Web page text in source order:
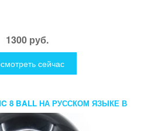
1300 руб.
сейчас
8 BALL НА РУССКОМ ЯЗЫКЕ В